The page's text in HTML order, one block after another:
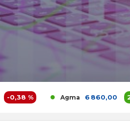
% Agma 6 860,00 2,39 %